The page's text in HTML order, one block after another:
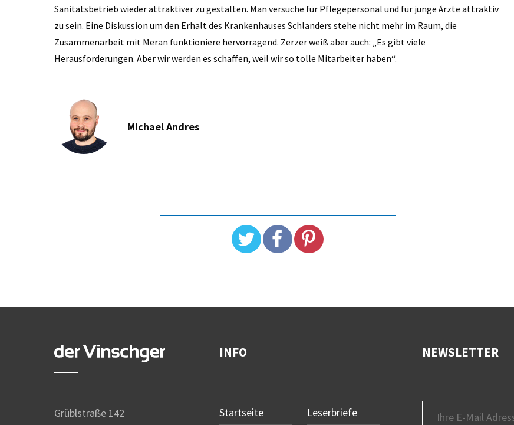
Sanitätsbetrieb wieder attraktiver zu gestalten. Man versuche für Pflegepersonal und für junge Ärzte attraktiv
zu sein. Eine Diskussion um den Erhalt des Krankenhauses Schlanders stehe nicht mehr im Raum, die
Zusammenarbeit mit Meran funktioniere hervorragend. Zerzer weiß aber auch: „Es gibt viele
Herausforderungen. Aber wir werden es schaffen, weil wir so tolle Mitarbeiter haben“.
Michael Andres
Grüblstraße 142
INFO
Startseite Leserbriefe
NEWSLETTER